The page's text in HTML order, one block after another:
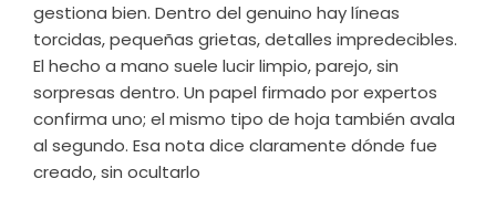
gestiona bien. Dentro del genuino hay líneas
torcidas, pequeñas grietas, detalles impredecibles.
El hecho a mano suele lucir limpio, parejo, sin
sorpresas dentro. Un papel firmado por expertos
confirma uno; el mismo tipo de hoja también avala
al segundo. Esa nota dice claramente dónde fue
creado, sin ocultarlo